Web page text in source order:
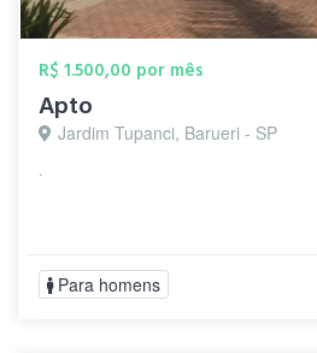
R$ 1.500,00 por mês
Apto
Jardim Tupanci, Barueri - SP
.
Para homens